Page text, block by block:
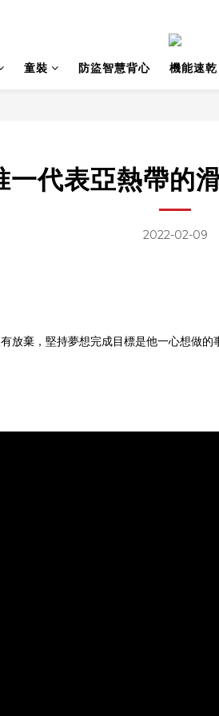
童裝 防盜智慧背心 機能速乾
一代表亞熱帶的
2022-02-09
棄，堅持夢想完成目標是他一心想做